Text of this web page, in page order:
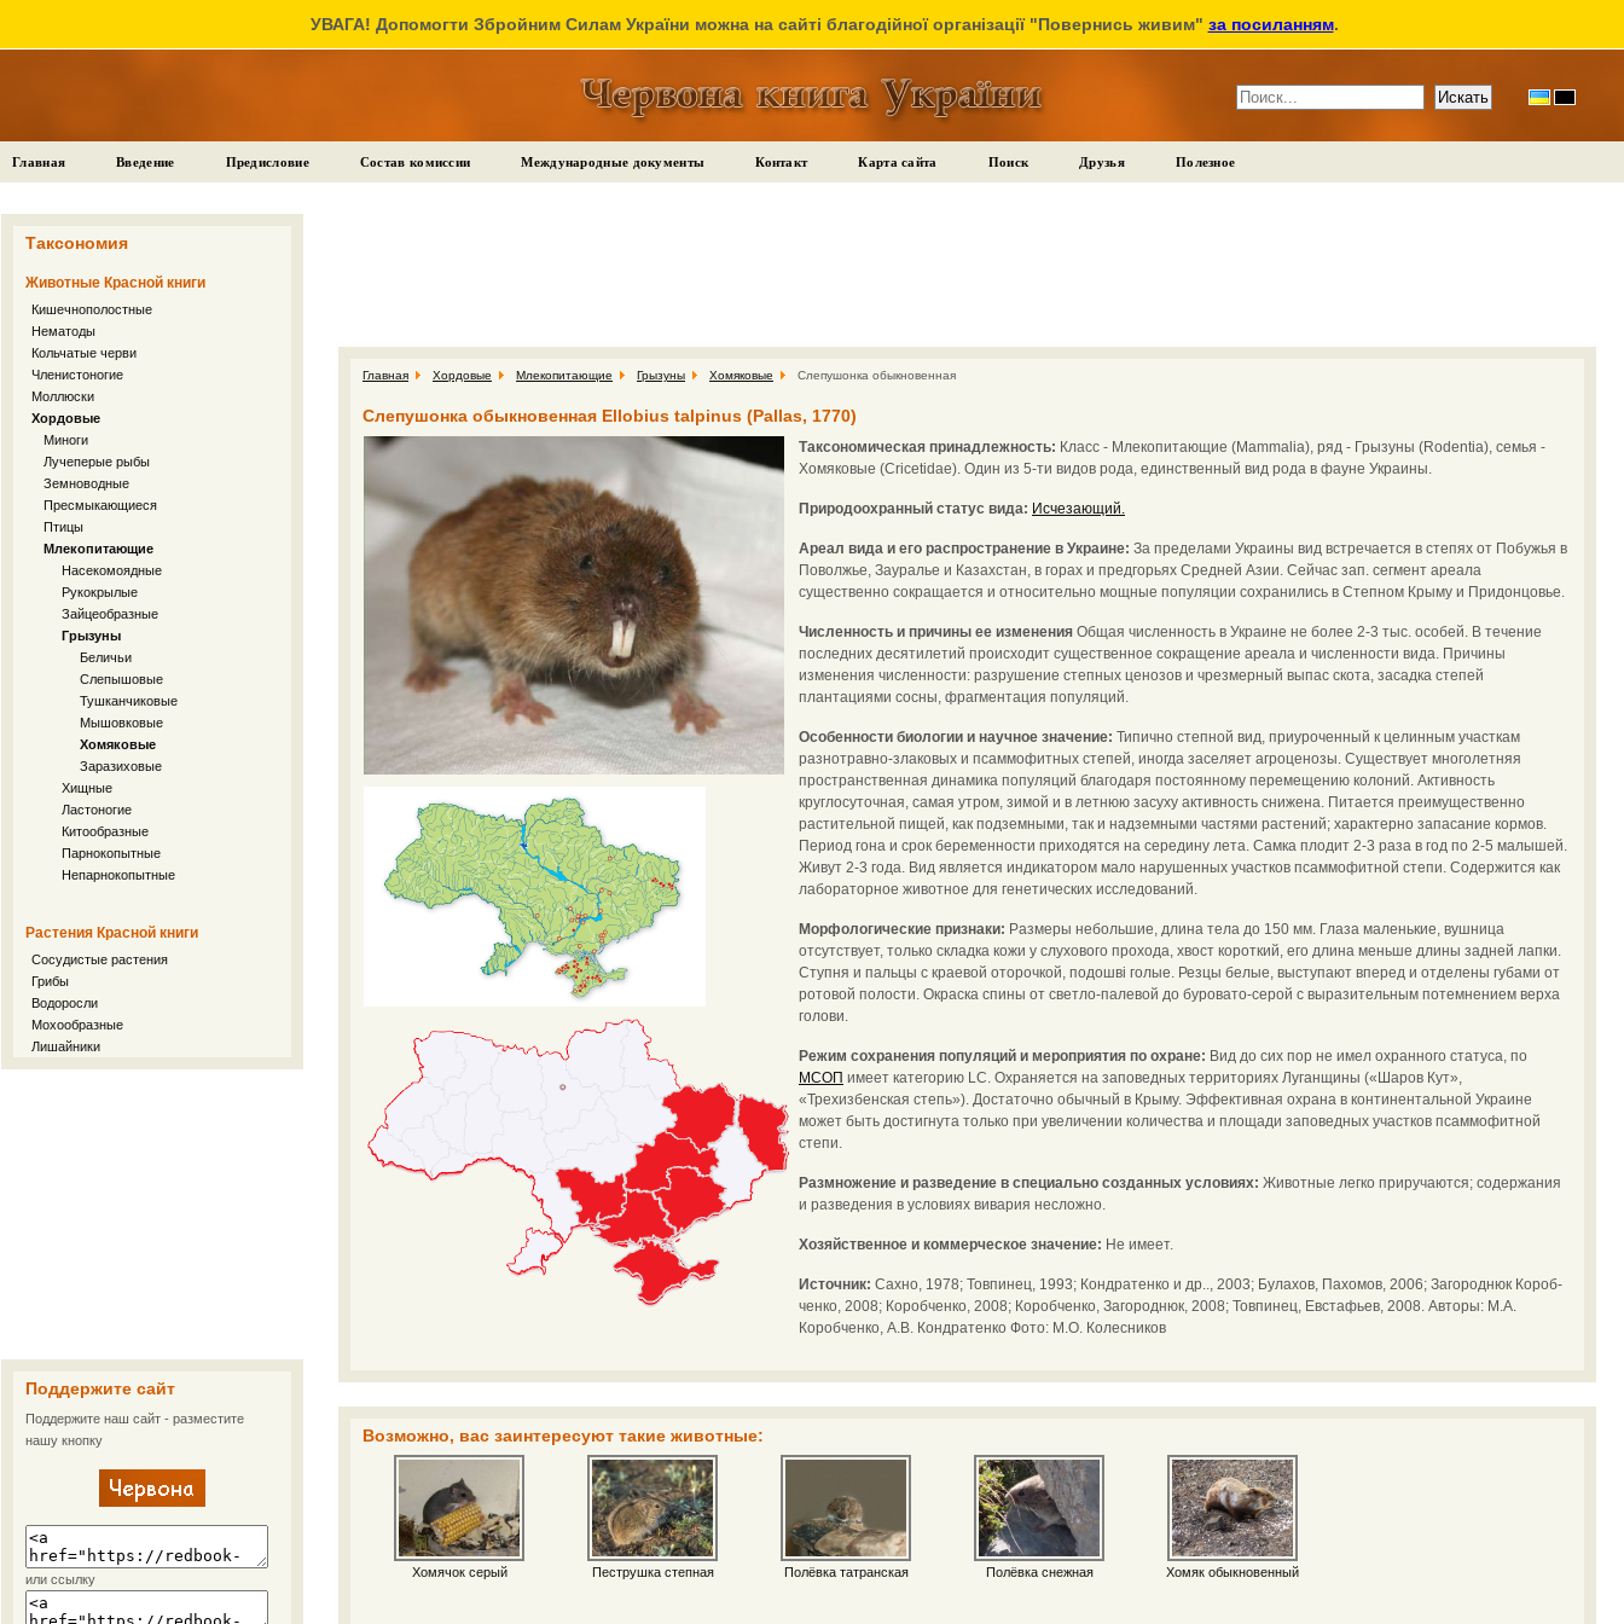
УВАГА! Допомогти Збройним Силам України можна на сайті благодійної організації "Повернись живим" за посиланням.
Главная Введение Предисловие Состав комиссии Международные документы Контакт Карта сайта Поиск Друзья Полезное
Таксономия
Животные Красной книги
Кишечнополостные
Нематоды
Кольчатые черви
Членистоногие
Моллюски
Хордовые
Миноги
Лучеперые рыбы
Земноводные
Пресмыкающиеся
Птицы
Млекопитающие
Насекомоядные
Рукокрылые
Зайцеобразные
Грызуны
Беличьи
Слепышовые
Тушканчиковые
Мышовковые
Хомяковые
Заразиховые
Хищные
Ластоногие
Китообразные
Парнокопытные
Непарнокопытные
Растения Красной книги
Сосудистые растения
Грибы
Водоросли
Мохообразные
Лишайники
Поддержите сайт
Поддержите наш сайт - разместите
нашу кнопку
или ссылку
Главная Хордовые Млекопитающие Грызуны Хомяковые Слепушонка обыкновенная
Слепушонка обыкновенная Ellobius talpinus (Pallas, 1770)
Таксономическая принадлежность: Класс - Млекопитающие (Mammalia), ряд - Грызуны (Rodentia), семья -
Хомяковые (Cricetidae). Один из 5-ти видов рода, единственный вид рода в фауне Украины.
Природоохранный статус вида: Исчезающий.
Ареал вида и его распространение в Украине: За пределами Украины вид встречается в степях от Побужья в
Поволжье, Зауралье и Казахстан, в горах и предгорьях Средней Азии. Сейчас зап. сегмент ареала
существенно сокращается и относительно мощные популяции сохранились в Степном Крыму и Придонцовье.
Численность и причины ее изменения Общая численность в Украине не более 2-3 тыс. особей. В течение
последних десятилетий происходит существенное сокращение ареала и численности вида. Причины
изменения численности: разрушение степных ценозов и чрезмерный выпас скота, засадка степей
плантациями сосны, фрагментация популяций.
Особенности биологии и научное значение: Типично степной вид, приуроченный к целинным участкам
разнотравно-злаковых и псаммофитных степей, иногда заселяет агроценозы. Существует многолетняя
пространственная динамика популяций благодаря постоянному перемещению колоний. Активность
круглосуточная, самая утром, зимой и в летнюю засуху активность снижена. Питается преимущественно
растительной пищей, как подземными, так и надземными частями растений; характерно запасание кормов.
Период гона и срок беременности приходятся на середину лета. Самка плодит 2-3 раза в год по 2-5 малышей.
Живут 2-3 года. Вид является индикатором мало нарушенных участков псаммофитной степи. Содержится как
лабораторное животное для генетических исследований.
Морфологические признаки: Размеры небольшие, длина тела до 150 мм. Глаза маленькие, вушница
отсутствует, только складка кожи у слухового прохода, хвост короткий, его длина меньше длины задней лапки.
Ступня и пальцы с краевой оторочкой, подошві голые. Резцы белые, выступают вперед и отделены губами от
ротовой полости. Окраска спины от светло-палевой до буровато-серой с выразительным потемнением верха
голови.
Режим сохранения популяций и мероприятия по охране: Вид до сих пор не имел охранного статуса, по
МСОП имеет категорию LC. Охраняется на заповедных территориях Луганщины («Шаров Кут»,
«Трехизбенская степь»). Достаточно обычный в Крыму. Эффективная охрана в континентальной Украине
может быть достигнута только при увеличении количества и площади заповедных участков псаммофитной
степи.
Размножение и разведение в специально созданных условиях: Животные легко приручаются; содержания
и разведения в условиях вивария несложно.
Хозяйственное и коммерческое значение: Не имеет.
Источник: Сахно, 1978; Товпинец, 1993; Кондратенко и др.., 2003; Булахов, Пахомов, 2006; Загороднюк Короб-
ченко, 2008; Коробченко, 2008; Коробченко, Загороднюк, 2008; Товпинец, Евстафьев, 2008. Авторы: М.А.
Коробченко, А.В. Кондратенко Фото: М.О. Колесников
Возможно, вас заинтересуют такие животные:
Хомячок серый Пеструшка степная Полёвка татранская Полёвка снежная Хомяк обыкновенный